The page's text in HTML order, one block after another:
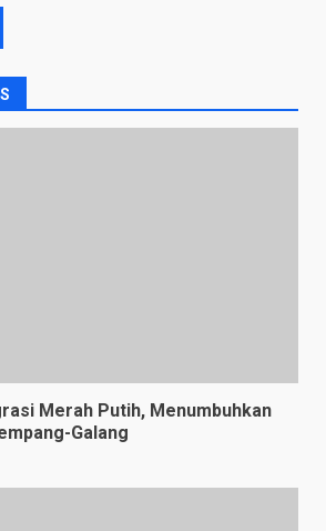
Merah Putih, Menumbuhkan
Galang